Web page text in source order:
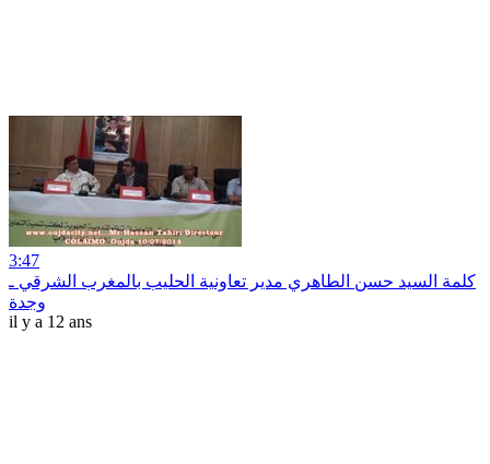
3:47
كلمة السيد حسن الطاهري مدير تعاونية الحليب بالمغرب الشرقي ـ
وجدة
il y a 12 ans